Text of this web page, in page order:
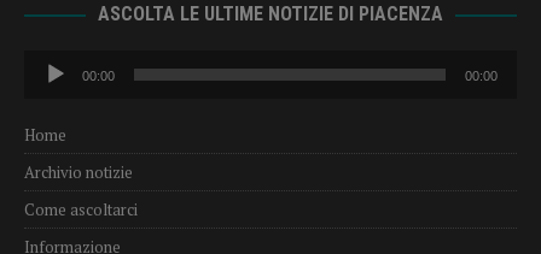
ASCOLTA LE ULTIME NOTIZIE DI PIACENZA
Audio
Player
00:00 00:00
Home
Archivio notizie
Come ascoltarci
Informazione